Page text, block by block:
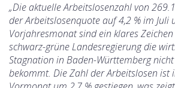
„Die aktuelle Arbeitslosenzahl von
der Arbeitslosenquote auf 4,2 % im Juli
Vorjahresmonat sind ein klares
schwarz-grüne Landesregierung die
Stagnation in Baden-Württemberg
bekommt. Die Zahl der Arbeitslosen ist